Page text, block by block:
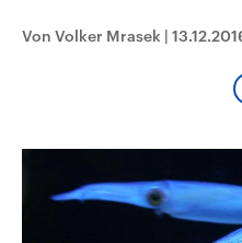
Von Volker Mrasek |